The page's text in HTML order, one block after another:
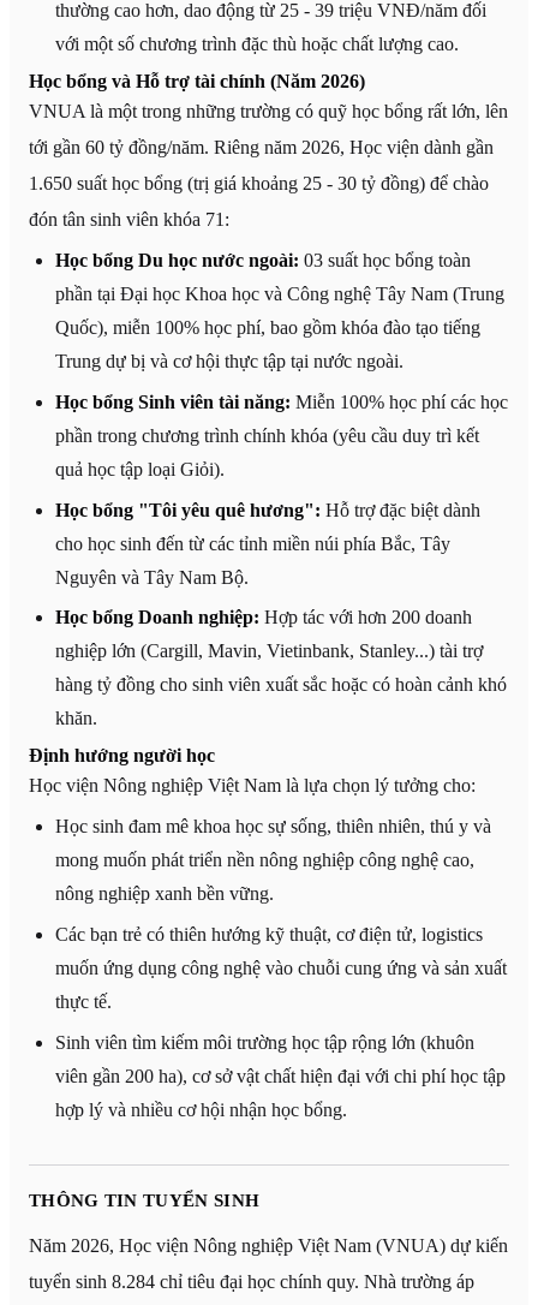
thường cao hơn, dao động từ 25 - 39 triệu VNĐ/năm đối
với một số chương trình đặc thù hoặc chất lượng cao.
Học bổng và Hỗ trợ tài chính (Năm 2026)
VNUA là một trong những trường có quỹ học bổng rất lớn, lên
tới gần 60 tỷ đồng/năm. Riêng năm 2026, Học viện dành gần
1.650 suất học bổng (trị giá khoảng 25 - 30 tỷ đồng) để chào
đón tân sinh viên khóa 71:
Học bổng Du học nước ngoài: 03 suất học bổng toàn
phần tại Đại học Khoa học và Công nghệ Tây Nam (Trung
Quốc), miễn 100% học phí, bao gồm khóa đào tạo tiếng
Trung dự bị và cơ hội thực tập tại nước ngoài.
Học bổng Sinh viên tài năng: Miễn 100% học phí các học
phần trong chương trình chính khóa (yêu cầu duy trì kết
quả học tập loại Giỏi).
Học bổng "Tôi yêu quê hương": Hỗ trợ đặc biệt dành
cho học sinh đến từ các tỉnh miền núi phía Bắc, Tây
Nguyên và Tây Nam Bộ.
Học bổng Doanh nghiệp: Hợp tác với hơn 200 doanh
nghiệp lớn (Cargill, Mavin, Vietinbank, Stanley...) tài trợ
hàng tỷ đồng cho sinh viên xuất sắc hoặc có hoàn cảnh khó
khăn.
Định hướng người học
Học viện Nông nghiệp Việt Nam là lựa chọn lý tưởng cho:
Học sinh đam mê khoa học sự sống, thiên nhiên, thú y và
mong muốn phát triển nền nông nghiệp công nghệ cao,
nông nghiệp xanh bền vững.
Các bạn trẻ có thiên hướng kỹ thuật, cơ điện tử, logistics
muốn ứng dụng công nghệ vào chuỗi cung ứng và sản xuất
thực tế.
Sinh viên tìm kiếm môi trường học tập rộng lớn (khuôn
viên gần 200 ha), cơ sở vật chất hiện đại với chi phí học tập
hợp lý và nhiều cơ hội nhận học bổng.
THÔNG TIN TUYỂN SINH
Năm 2026, Học viện Nông nghiệp Việt Nam (VNUA) dự kiến
tuyển sinh 8.284 chỉ tiêu đại học chính quy. Nhà trường áp